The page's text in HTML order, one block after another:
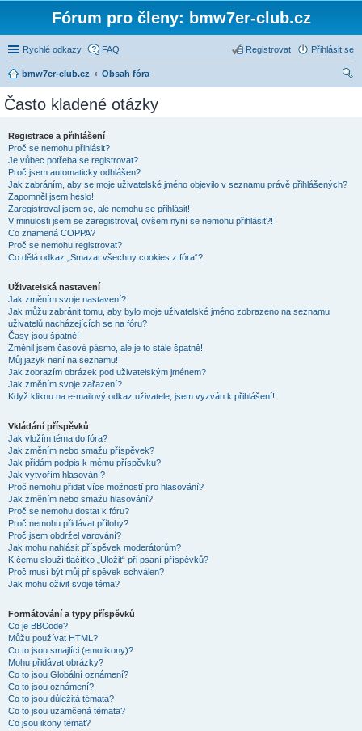
Fórum pro členy: bmw7er-club.cz
Rychlé odkazy FAQ Přihlásit se
Registrovat
bmw7er-club.cz
Obsah fóra
Často kladené otázky
Registrace a přihlášení
Proč se nemohu přihlásit?
Je vůbec potřeba se registrovat?
Proč jsem automaticky odhlášen?
Jak zabráním, aby se moje uživatelské jméno objevilo v seznamu právě přihlášených?
Zapomněl jsem heslo!
Zaregistroval jsem se, ale nemohu se přihlásit!
V minulosti jsem se zaregistroval, ovšem nyní se nemohu přihlásit?!
Co znamená COPPA?
Proč se nemohu registrovat?
Co dělá odkaz „Smazat všechny cookies z fóra“?
Uživatelská nastavení
Jak změním svoje nastavení?
Jak můžu zabránit tomu, aby bylo moje uživatelské jméno zobrazeno na seznamu
uživatelů nacházejících se na fóru?
Časy jsou špatně!
Změnil jsem časové pásmo, ale je to stále špatně!
Můj jazyk není na seznamu!
Jak zobrazím obrázek pod uživatelským jménem?
Jak změním svoje zařazení?
Když kliknu na e-mailový odkaz uživatele, jsem vyzván k přihlášení!
Vkládání příspěvků
Jak vložím téma do fóra?
Jak změním nebo smažu příspěvek?
Jak přidám podpis k mému příspěvku?
Jak vytvořím hlasování?
Proč nemohu přidat více možností pro hlasování?
Jak změním nebo smažu hlasování?
Proč se nemohu dostat k fóru?
Proč nemohu přidávat přílohy?
Proč jsem obdržel varování?
Jak mohu nahlásit příspěvek moderátorům?
K čemu slouží tlačítko „Uložit“ při psaní příspěvků?
Proč musí být můj příspěvek schválen?
Jak mohu oživit svoje téma?
Formátování a typy příspěvků
Co je BBCode?
Můžu používat HTML?
Co to jsou smajlíci (emotikony)?
Mohu přidávat obrázky?
Co to jsou Globální oznámení?
Co to jsou oznámení?
Co to jsou důležitá témata?
Co to jsou uzamčená témata?
Co jsou ikony témat?